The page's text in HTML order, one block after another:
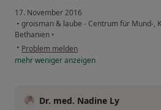
17. November 2016
• groisman & laube - Centrum für Mund-,
Bethanien •
• Problem melden
mehrwenigeranzeigen
Dr. med. Nadine Ly